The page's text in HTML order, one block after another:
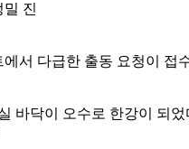
진
서 다급한 출동 요청이 접
바닥이 오수로 한강이 되었